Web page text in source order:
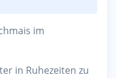
im
in Ruhezeiten zu